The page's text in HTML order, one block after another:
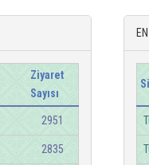
Ziyaret
Sayısı
2951
2835